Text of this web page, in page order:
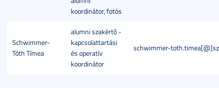
koordinátor, fotós
Schwimmer-
Tóth Tímea
alumni szakértő -
kapcsolattartási
és operatív
koordinátor
schwimmer-